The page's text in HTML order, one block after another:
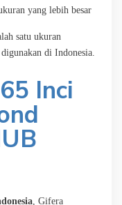
yang lebih besar
satu ukuran
di Indonesia.
Inci
, Gifera